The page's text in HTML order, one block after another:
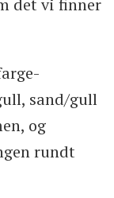
det vi finner
sand/gull
og
rundt